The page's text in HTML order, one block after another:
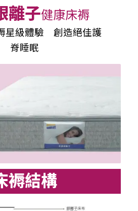
離子健康床褥
星級體驗 創造絕佳護
脊睡眠
褥結構